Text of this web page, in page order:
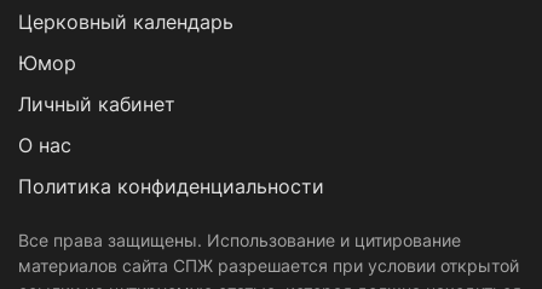
Церковный календарь
Юмор
Личный кабинет
О нас
Политика конфиденциальности
Все права защищены. Использование и цитирование
материалов сайта СПЖ разрешается при условии открытой